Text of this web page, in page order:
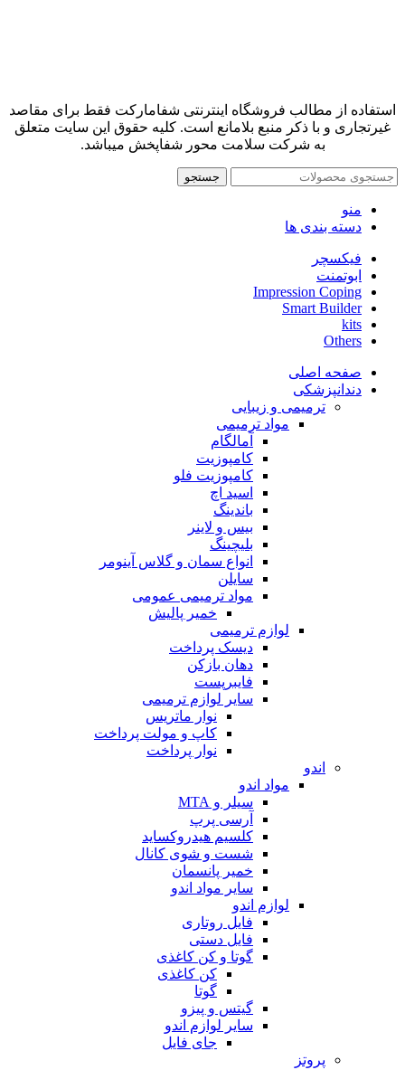
استفاده از مطالب فروشگاه اینترنتی شفامارکت فقط برای مقاصد
غیرتجاری و با ذکر منبع بلامانع است. کلیه حقوق این سایت متعلق
به شرکت سلامت محور شفاپخش میباشد.
جستجو
منو
دسته بندی ها
فیکسچر
ابوتمنت
Impression Coping
Smart Builder
kits
Others
صفحه اصلی
دندانپزشکی
ترمیمی و زیبایی
مواد ترمیمی
آمالگام
کامپوزیت
کامپوزیت فلو
اسید اچ
باندینگ
بیس و لاینر
بلیچینگ
انواع سمان و گلاس آینومر
سایلن
مواد ترمیمی عمومی
خمیر پالیش
لوازم ترمیمی
دیسک پرداخت
دهان بازکن
فایبرپست
سایر لوازم ترمیمی
نوار ماتریس
کاپ و مولت پرداخت
نوار پرداخت
اندو
مواد اندو
سیلر و MTA
آرسی پرپ
کلسیم هیدروکساید
شست و شوی کانال
خمیر پانسمان
سایر مواد اندو
لوازم اندو
فایل روتاری
فایل دستی
گوتا و کن کاغذی
کن کاغذی
گوتا
گیتس و پیزو
سایر لوازم اندو
جای فایل
پروتز